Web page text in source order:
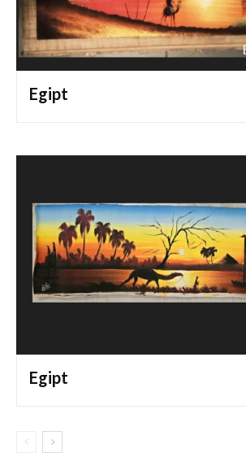
Egipt
Egipt